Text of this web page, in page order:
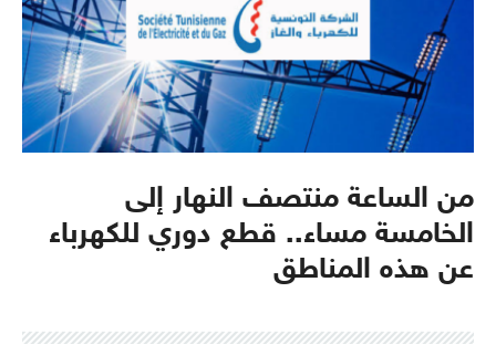
من الساعة منتصف النهار إلى
الخامسة مساء.. قطع دوري للكهرباء
عن هذه المناطق